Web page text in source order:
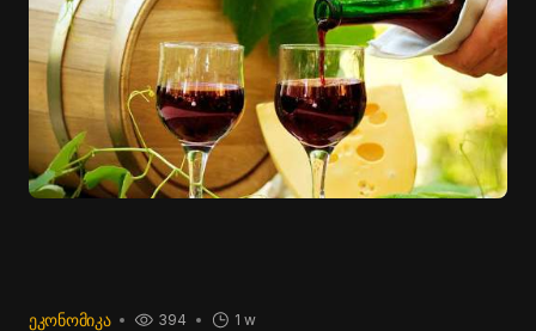
ᲔᲙᲝᲜᲝᲛᲘᲙᲐ 1 w
394